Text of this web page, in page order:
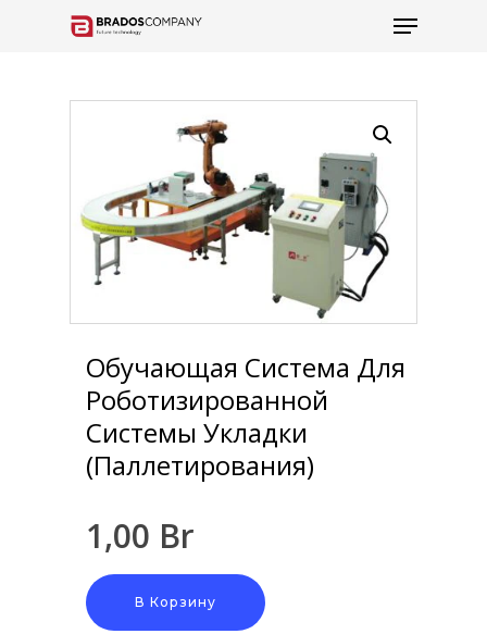
Обучающая Система Для
Роботизированной
Системы Укладки
(паллетирования)
1,00 Br
В Корзину